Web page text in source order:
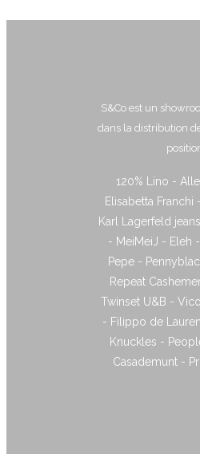
S&Co est un
dans la distribution
120% Lino -
Elisabetta
Karl Lagerfeld
- MeiMeiJ - Eleh
Pepe -
Repeat
Twinset U&B -
- Filippo de
Knuckles -
Casademunt -